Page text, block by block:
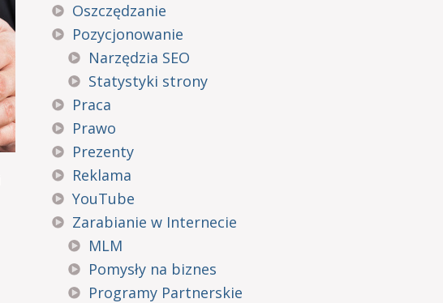
Oszczędzanie
Pozycjonowanie
Narzędzia SEO
Statystyki strony
Praca
Prawo
Prezenty
Reklama
YouTube
Zarabianie w Internecie
MLM
Pomysły na biznes
Programy Partnerskie